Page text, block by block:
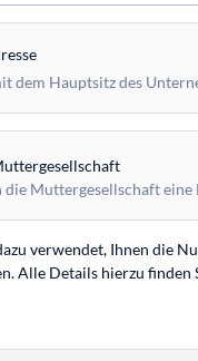
dem Hauptsitz des
Muttergesellschaft eine
verwendet, Ihnen die
Alle Details hierzu finden